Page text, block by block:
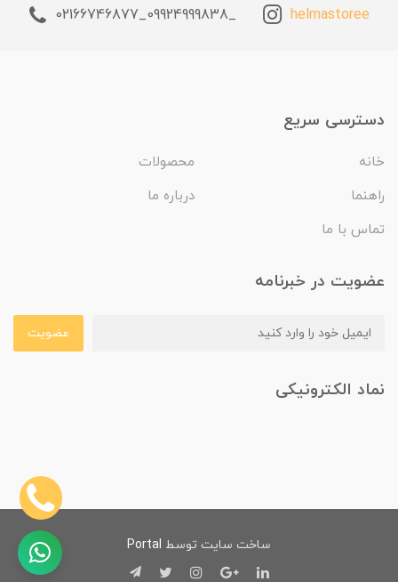
helmastoree
_09924999838_02166746877
دسترسی سریع
خانه
محصولات
راهنما
درباره ما
تماس با ما
عضویت در خبرنامه
عضویت
نماد الکترونیکی
ساخت سایت توسط Portal